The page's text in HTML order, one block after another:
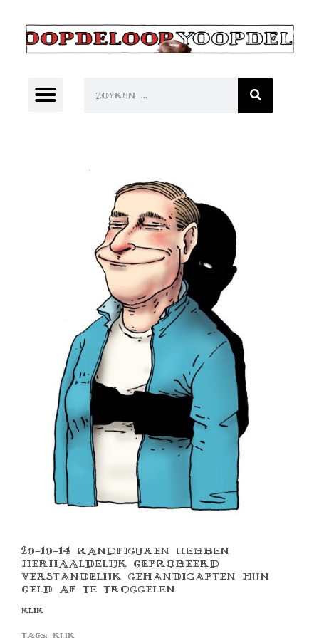
20-10-14 RANDFIGUREN HEBBEN
HERHAALDELIJK GEPROBEERD
VERSTANDELIJK GEHANDICAPTEN HUN
GELD AF TE TROGGELEN
KLIK
Tags: klik